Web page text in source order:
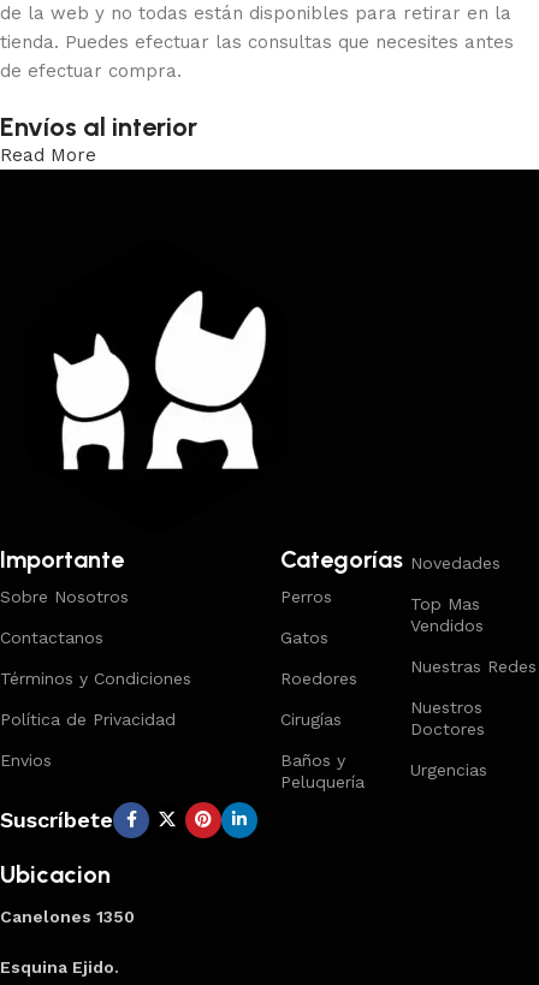
de la web y no todas están disponibles para retirar en la
tienda. Puedes efectuar las consultas que necesites antes
de efectuar compra.
Envíos al interior
Read More
Importante
Sobre Nosotros
Contactanos
Términos y Condiciones
Política de Privacidad
Envios
Categorías
Perros
Gatos
Roedores
Cirugías
Baños y
Peluquería
Novedades
Top Mas
Vendidos
Nuestras Redes
Nuestros
Doctores
Urgencias
Suscríbete
Ubicacion
Canelones 1350
Esquina Ejido.